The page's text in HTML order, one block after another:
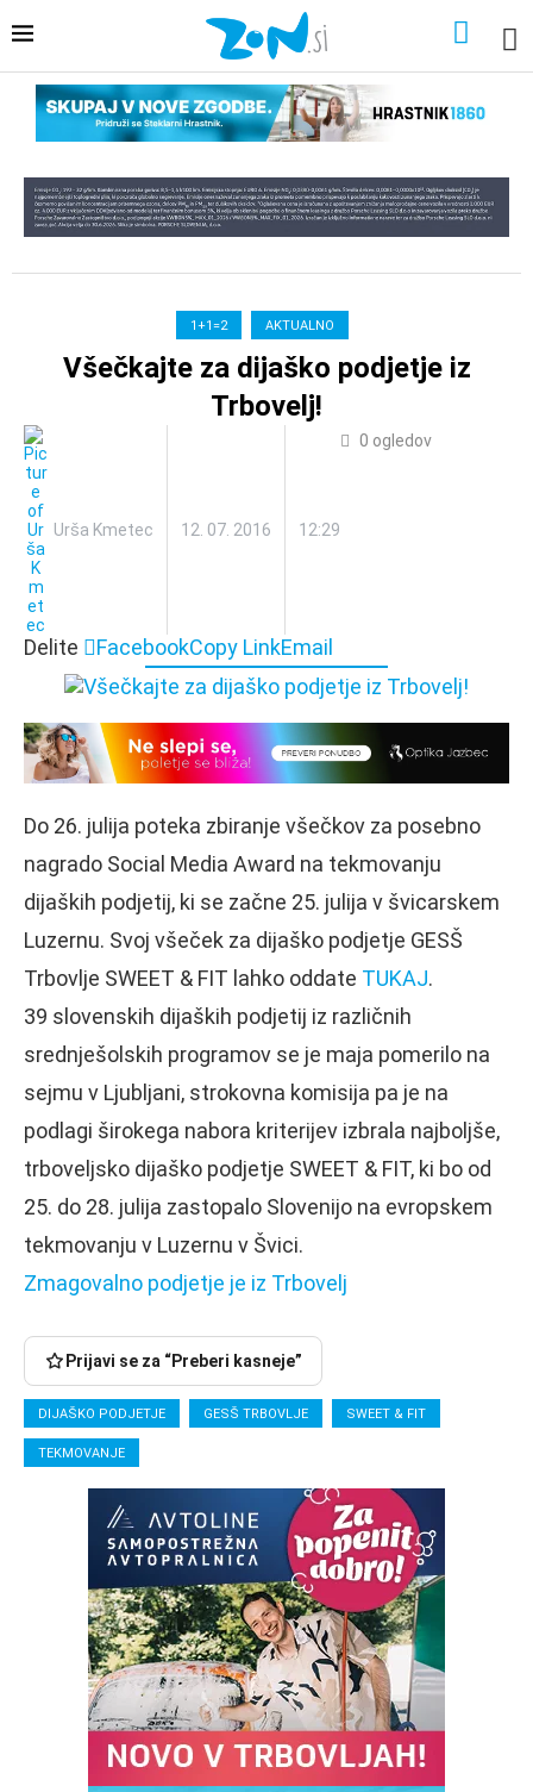
1+1=2 AKTUALNO
Všečkajte za dijaško podjetje iz
Trbovelj!
Urša Kmetec 12. 07. 2016 12:29
0 ogledov
Delite FacebookCopy LinkEmail
Do 26. julija poteka zbiranje všečkov za posebno
nagrado Social Media Award na tekmovanju
dijaških podjetij, ki se začne 25. julija v švicarskem
Luzernu. Svoj všeček za dijaško podjetje GESŠ
Trbovlje SWEET & FIT lahko oddate TUKAJ.
39 slovenskih dijaških podjetij iz različnih
srednješolskih programov se je maja pomerilo na
sejmu v Ljubljani, strokovna komisija pa je na
podlagi širokega nabora kriterijev izbrala najboljše,
trboveljsko dijaško podjetje SWEET & FIT, ki bo od
25. do 28. julija zastopalo Slovenijo na evropskem
tekmovanju v Luzernu v Švici.
Zmagovalno podjetje je iz Trbovelj
Prijavi se za “Preberi kasneje”
DIJAŠKO PODJETJE GESŠ TRBOVLJE SWEET & FIT
TEKMOVANJE